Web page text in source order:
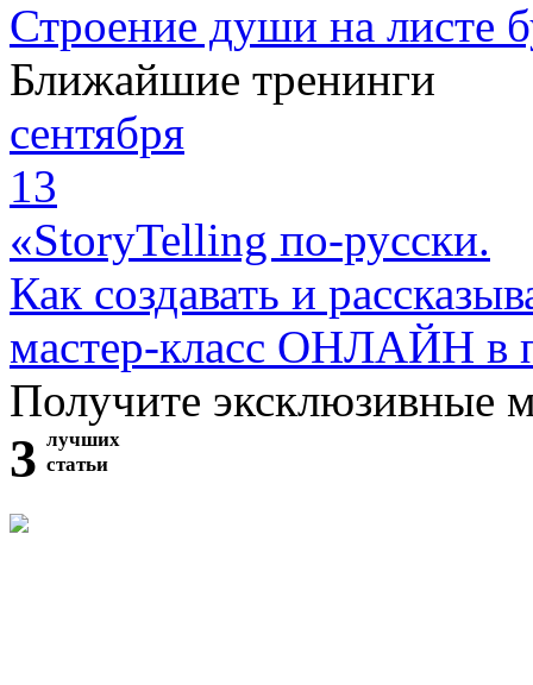
Строение души на листе
Ближайшие тренинги
сентября
13
«StoryTelling по-русски.
Как создавать и
мастер-класс ОНЛАЙН в
Получите эксклюзивные
3 лучших
статьи